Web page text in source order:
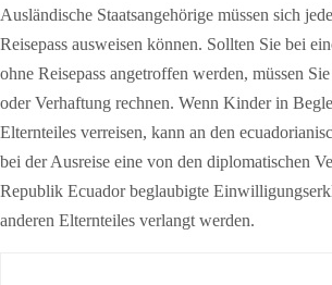
Ausländische Staatsangehörige müssen sich
Reisepass ausweisen können. Sollten Sie bei
ohne Reisepass angetroffen werden, müssen
oder Verhaftung rechnen. Wenn Kinder in
Elternteiles verreisen, kann an den
bei der Ausreise eine von den diplomatischen
Republik Ecuador beglaubigte
anderen Elternteiles verlangt werden.